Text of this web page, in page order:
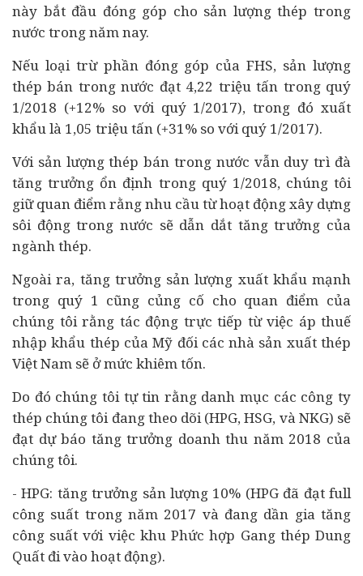
này bắt đầu đóng góp cho sản lượng thép trong
nước trong năm nay.
Nếu loại trừ phần đóng góp của FHS, sản lượng
thép bán trong nước đạt 4,22 triệu tấn trong quý
1/2018 (+12% so với quý 1/2017), trong đó xuất
khẩu là 1,05 triệu tấn (+31% so với quý 1/2017).
Với sản lượng thép bán trong nước vẫn duy trì đà
tăng trưởng ổn định trong quý 1/2018, chúng tôi
giữ quan điểm rằng nhu cầu từ hoạt động xây dựng
sôi động trong nước sẽ dẫn dắt tăng trưởng của
ngành thép.
Ngoài ra, tăng trưởng sản lượng xuất khẩu mạnh
trong quý 1 cũng củng cố cho quan điểm của
chúng tôi rằng tác động trực tiếp từ việc áp thuế
nhập khẩu thép của Mỹ đối các nhà sản xuất thép
Việt Nam sẽ ở mức khiêm tốn.
Do đó chúng tôi tự tin rằng danh mục các công ty
thép chúng tôi đang theo dõi (HPG, HSG, và NKG) sẽ
đạt dự báo tăng trưởng doanh thu năm 2018 của
chúng tôi.
- HPG: tăng trưởng sản lượng 10% (HPG đã đạt full
công suất trong năm 2017 và đang dần gia tăng
công suất với việc khu Phức hợp Gang thép Dung
Quất đi vào hoạt động).